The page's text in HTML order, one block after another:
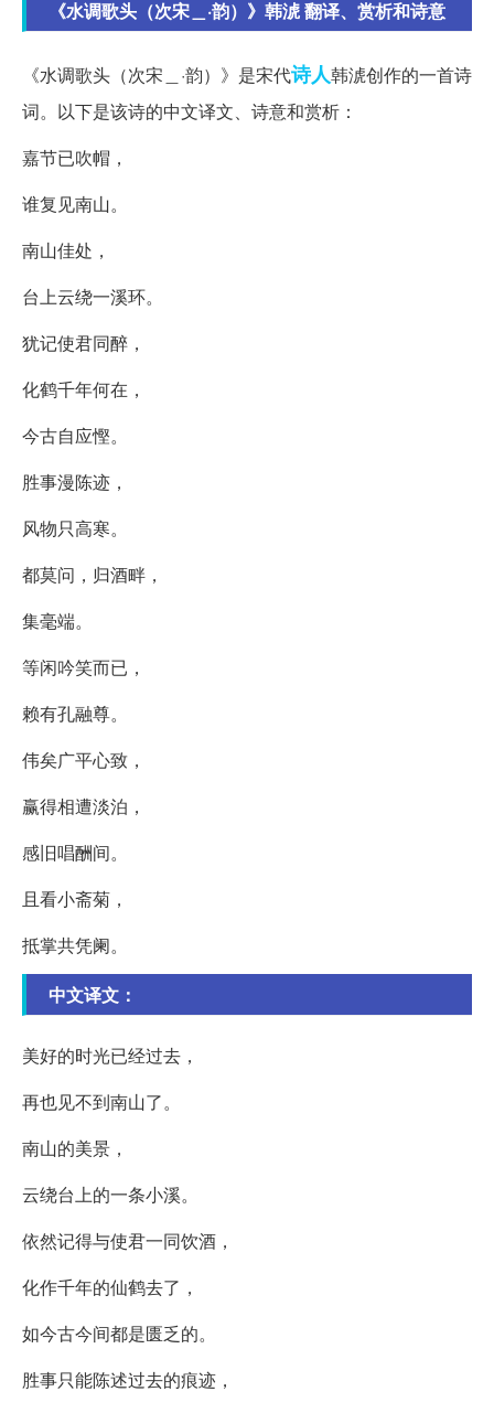
《水调歌头（次宋＿·韵）》韩淲 翻译、赏析和诗意
《水调歌头（次宋＿·韵）》是宋代诗人韩淲创作的一首诗
词。以下是该诗的中文译文、诗意和赏析：
嘉节已吹帽，
谁复见南山。
南山佳处，
台上云绕一溪环。
犹记使君同醉，
化鹤千年何在，
今古自应慳。
胜事漫陈迹，
风物只高寒。
都莫问，归酒畔，
集毫端。
等闲吟笑而已，
赖有孔融尊。
伟矣广平心致，
赢得相遭淡泊，
感旧唱酬间。
且看小斋菊，
抵掌共凭阑。
中文译文：
美好的时光已经过去，
再也见不到南山了。
南山的美景，
云绕台上的一条小溪。
依然记得与使君一同饮酒，
化作千年的仙鹤去了，
如今古今间都是匮乏的。
胜事只能陈述过去的痕迹，